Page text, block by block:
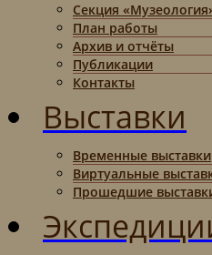
Секция
План работы
Архив и отчёты
Публикации
Контакты
Выставки
Временные выставки
Виртуальные
Прошедшие